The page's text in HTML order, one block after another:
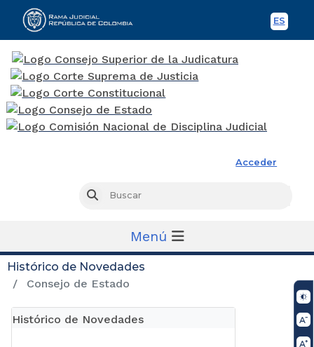
ES
Acceder
Buscar
Menú
Histórico de Novedades
Consejo de Estado
Histórico de Novedades